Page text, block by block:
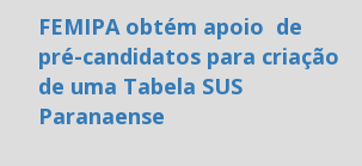
FEMIPA obtém apoio de
pré-candidatos para criação
de uma Tabela SUS
Paranaense